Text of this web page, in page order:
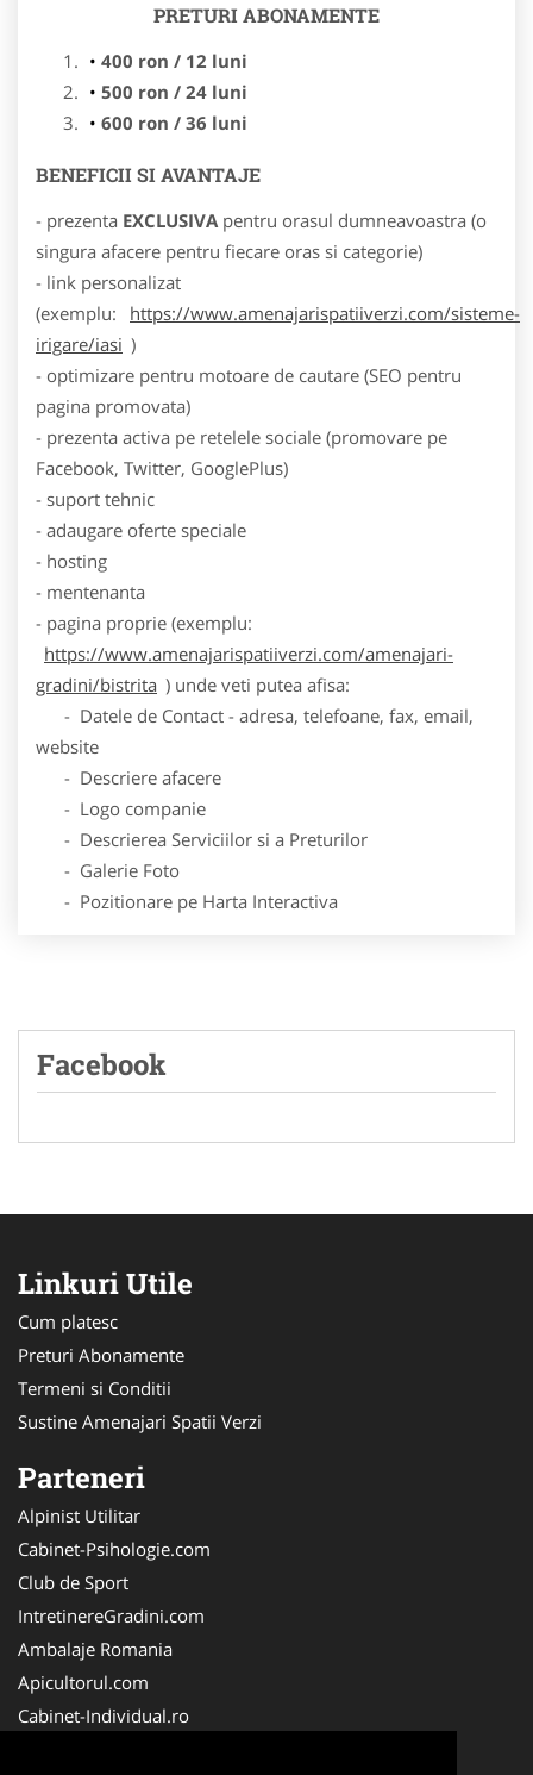
PRETURI ABONAMENTE
400 ron / 12 luni
500 ron / 24 luni
600 ron / 36 luni
BENEFICII SI AVANTAJE
- prezenta EXCLUSIVA pentru orasul dumneavoastra (o
singura afacere pentru fiecare oras si categorie)
- link personalizat
(exemplu:
https://www.amenajarispatiiverzi.com/sisteme-
irigare/iasi )
- optimizare pentru motoare de cautare (SEO pentru
pagina promovata)
- prezenta activa pe retelele sociale (promovare pe
Facebook, Twitter, GooglePlus)
- suport tehnic
- adaugare oferte speciale
- hosting
- mentenanta
- pagina proprie (exemplu:
https://www.amenajarispatiiverzi.com/amenajari-
gradini/bistrita ) unde veti putea afisa:
- Datele de Contact - adresa, telefoane, fax, email,
website
- Descriere afacere
- Logo companie
- Descrierea Serviciilor si a Preturilor
- Galerie Foto
- Pozitionare pe Harta Interactiva
Facebook
Linkuri Utile
Cum platesc
Preturi Abonamente
Termeni si Conditii
Sustine Amenajari Spatii Verzi
Parteneri
Alpinist Utilitar
Cabinet-Psihologie.com
Club de Sport
IntretinereGradini.com
Ambalaje Romania
Apicultorul.com
Cabinet-Individual.ro